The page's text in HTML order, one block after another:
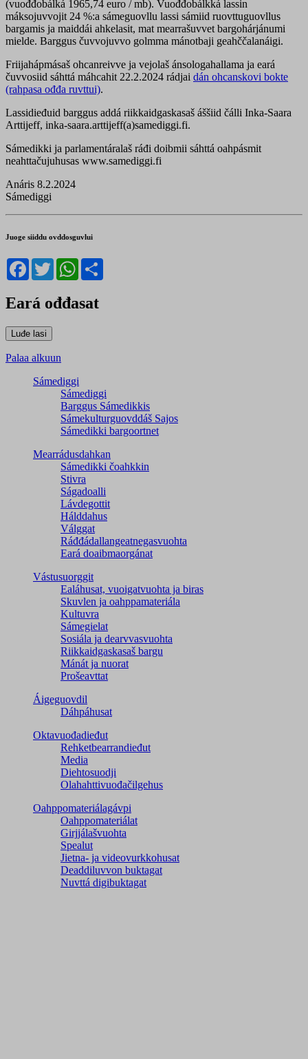
(vuođđobálká 1965,74 euro / mb). Vuođđobálkká lassin
máksojuvvojit 24 %:a sámeguovllu lassi sámiid ruovttuguovllus
bargamis ja maiddái ahkelasit, mat mearrašuvvet bargohárjánumi
mielde. Barggus čuvvojuvvo golmma mánotbaji geahččalanáigi.
Friijahápmásaš ohcanreivve ja vejolaš ánsologahallama ja eará
čuvvosiid sáhttá máhcahit 22.2.2024 rádjai dán ohcanskovi bokte
(rahpasa ođđa ruvttui).
Lassidieđuid barggus addá riikkaidgaskasaš áššiid čálli Inka-Saara
Arttijeff, inka-saara.arttijeff(a)samediggi.fi.
Sámedikki ja parlamentáralaš ráđi doibmii sáhttá oahpásmit
neahttačujuhusas www.samediggi.fi
Anáris 8.2.2024
Sámediggi
Juoge siiddu ovddosguvlui
Facebook
TwitterWhatsApp
Eará ođđasat
Palaa alkuun
Sámediggi
Sámediggi
Barggus Sámedikkis
Sámekulturguovddáš Sajos
Sámedikki bargoortnet
Mearrádusdahkan
Sámedikki čoahkkin
Stivra
Ságadoalli
Lávdegottit
Hálddahus
Válggat
Ráđđádallangeatnegas­vuohta
Eará doaibmaorgánat
Vástusuorggit
Ealáhusat, vuoigatvuohta ja biras
Skuvlen ja oahppamateriála
Kultuvra
Sámegielat
Sosiála ja dearvvasvuohta
Riikkaidgaskasaš bargu
Mánát ja nuorat
Prošeavttat
Áigeguovdil
Dáhpáhusat
Oktavuođadieđut
Rehketbearrandieđut
Media
Diehtosuodji
Olahahttivuođačilgehus
Oahppomateriálagávpi
Oahppomateriálat
Girjjálašvuohta
Spealut
Jietna- ja videovurkkohusat
Deaddiluvvon buktagat
Nuvttá digibuktagat